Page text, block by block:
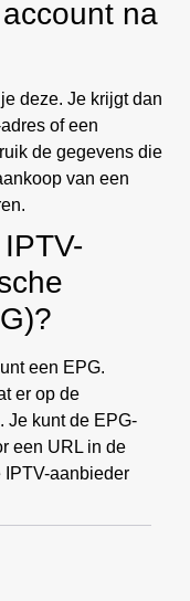
na
deze. Je krijgt dan
of een
de gegevens die
van een
een EPG.
er op de
Je kunt de EPG-
een URL in de
IPTV-aanbieder